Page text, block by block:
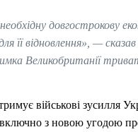
довгострокову
її відновлення», —
Великобританії
військові зусилля
включно з новою угодою